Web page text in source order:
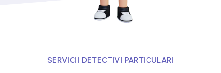
SERVICII DETECTIVI PARTICULARI